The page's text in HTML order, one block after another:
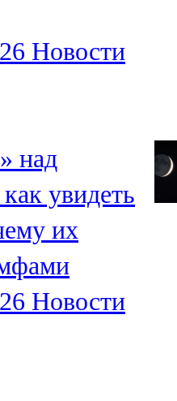
Новости
над
увидеть
их
Новости